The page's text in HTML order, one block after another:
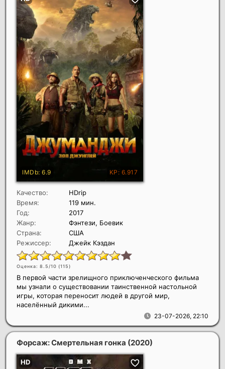
Качество:
HDrip
Время:
119 мин.
Год:
2017
Жанр:
Фэнтези, Боевик
Страна:
США
Режиссер:
Джейк Кэздан
Оценка: 8.5/10 (115)
23-07-2026, 22:10
В первой части зрелищного приключенческого фильма
мы узнали о существовании таинственной настольной
игры, которая переносит людей в другой мир,
населённый дикими...
Форсаж: Смертельная гонка (2020)